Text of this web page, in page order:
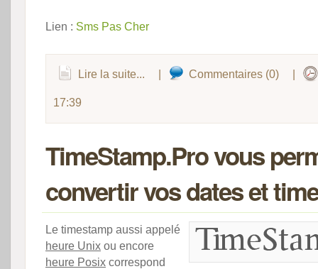
Lien : Sms Pas Cher
Lire la suite... Commentaires (0)
17:39
TimeStamp.Pro vous
convertir vos dates et
Le timestamp aussi appelé
heure Unix ou encore
heure Posix correspond